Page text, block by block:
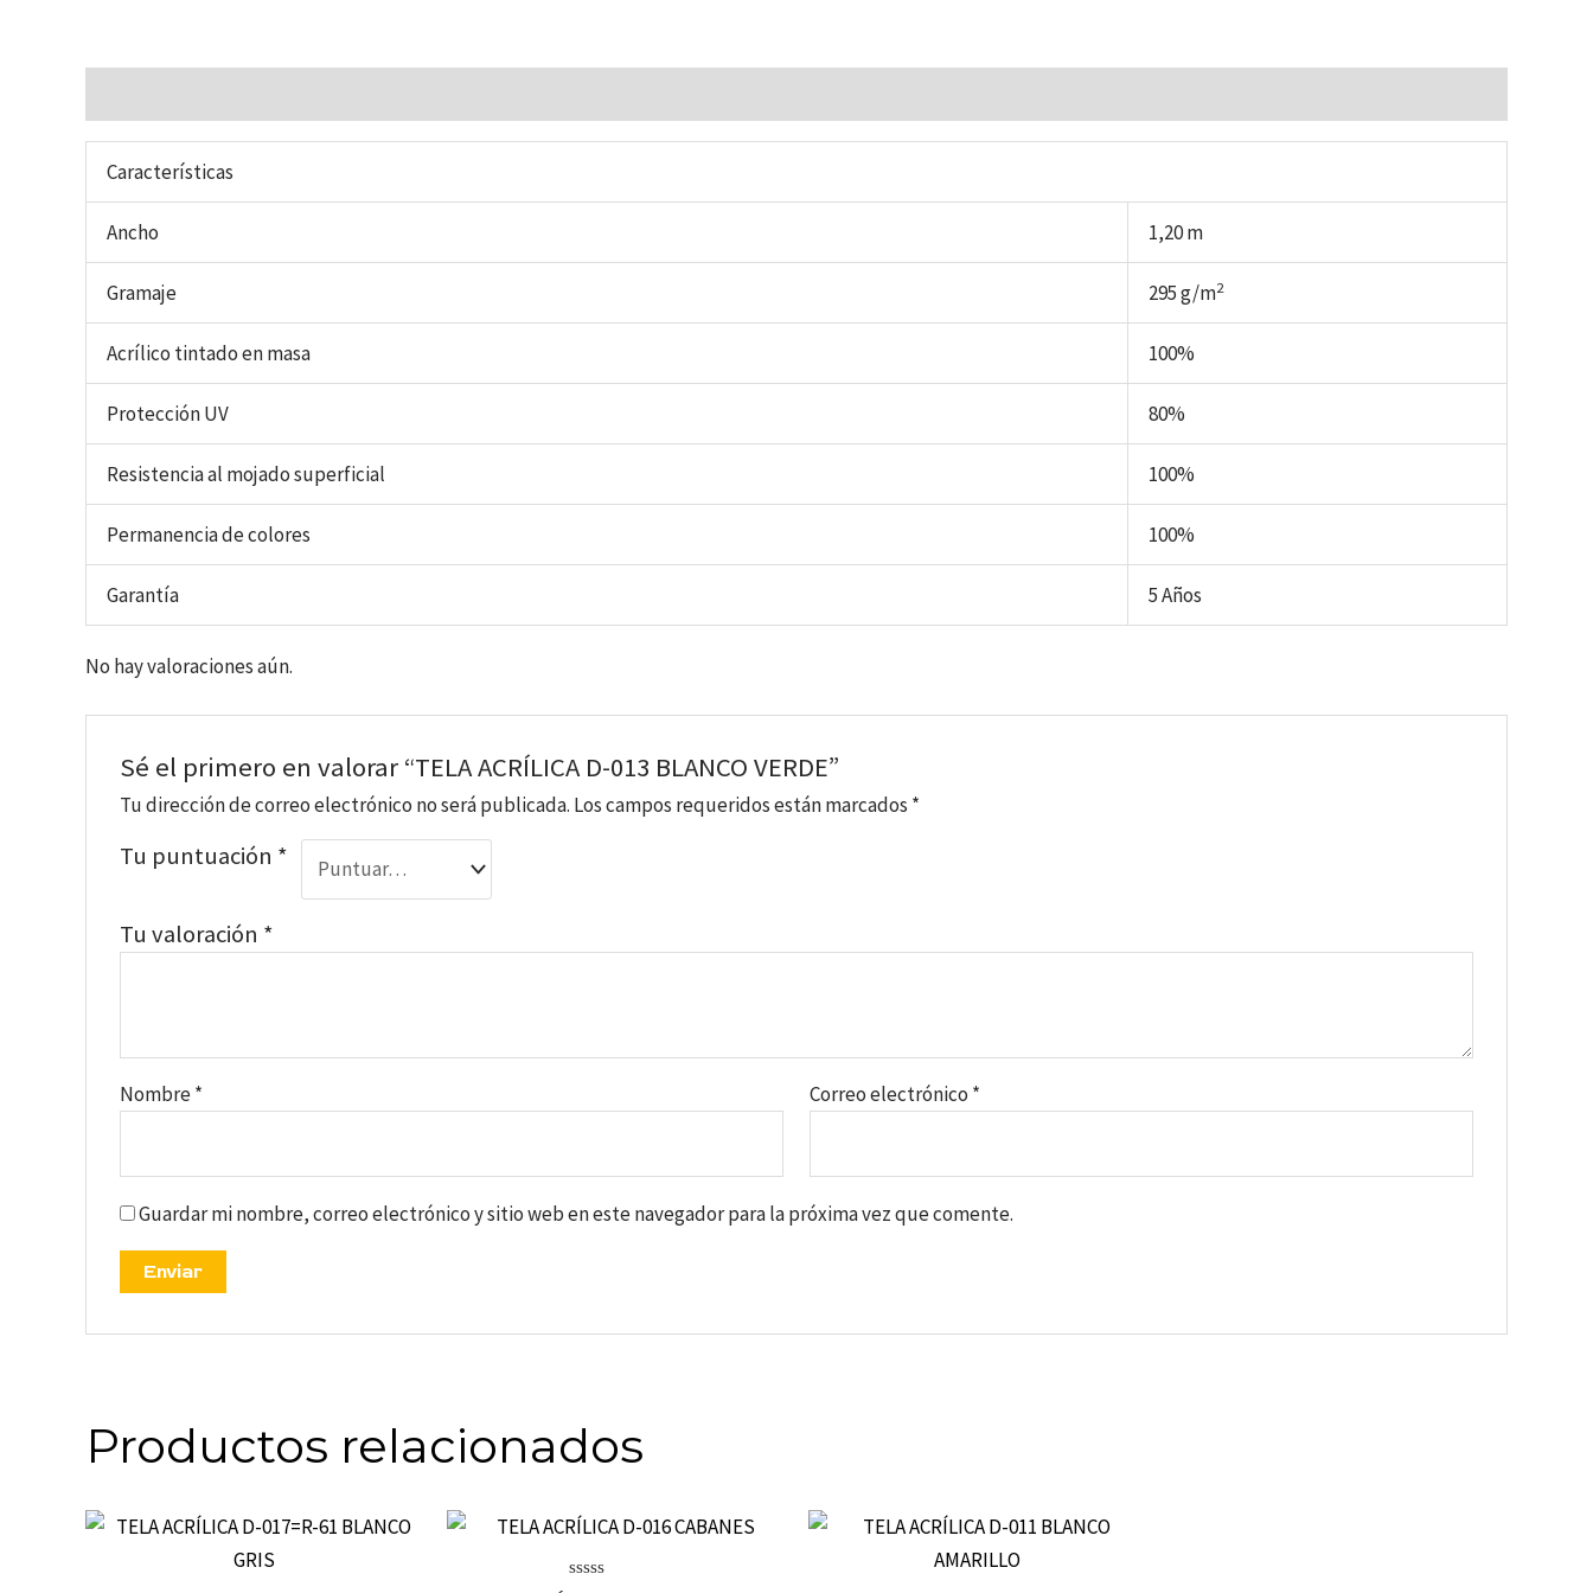
Características
Ancho 1,20 m
Gramaje 295 g/m2
Acrílico tintado en masa 100%
Protección UV 80%
Resistencia al mojado superficial 100%
Permanencia de colores 100%
Garantía 5 Años
No hay valoraciones aún.
Sé el primero en valorar “TELA ACRÍLICA D-013 BLANCO VERDE”
Tu dirección de correo electrónico no será publicada. Los campos requeridos están marcados *
Tu puntuación *
Tu valoración *
Nombre* Correo electrónico *
Guardar mi nombre, correo electrónico y sitio web en este navegador para la próxima vez que comente.
Productos relacionados